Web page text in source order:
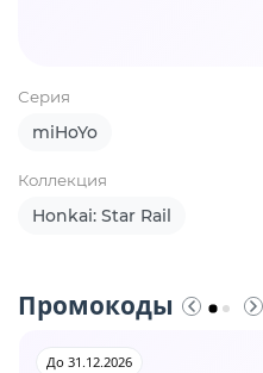
Серия
miHoYo
Коллекция
Honkai: Star Rail
Промокоды
До 31.12.2026